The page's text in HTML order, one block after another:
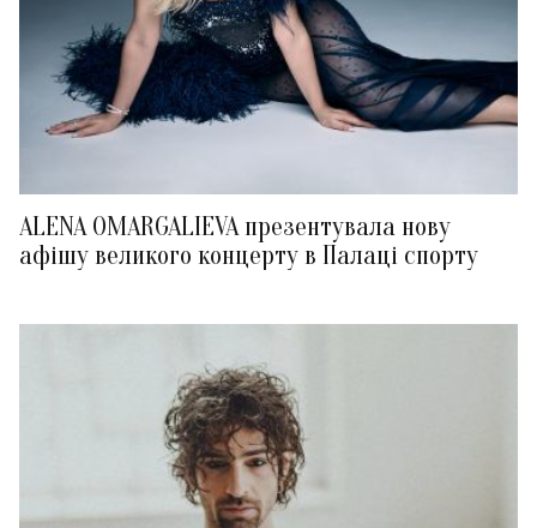
ALENA OMARGALIEVA презентувала нову
афішу великого концерту в Палаці спорту